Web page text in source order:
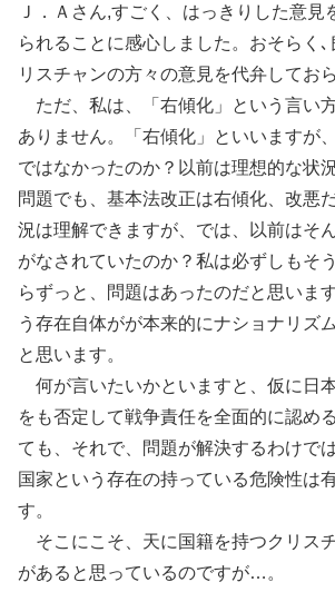
Ｊ．Ａさん,すごく、はっきりした意見
られることに感心しました。おそらく､
リスチャンの方々の意見を代弁してお
ただ、私は、「右傾化」という言い
ありません。「右傾化」といいますが
ではなかったのか？以前は理想的な状
問題でも、基本法改正は右傾化、改悪
況は理解できますが、では、以前はそ
がなされていたのか？私は必ずしもそ
らずっと、問題はあったのだと思いま
う存在自体がが本来的にナショナリズ
と思います。
何が言いたいかといますと、仮に日
をも否定して戦争責任を全面的に認め
ても、それで、問題が解決するわけで
国家という存在の持っている危険性は
す。
そこにこそ、天に国籍を持つクリス
があると思っているのですが…。